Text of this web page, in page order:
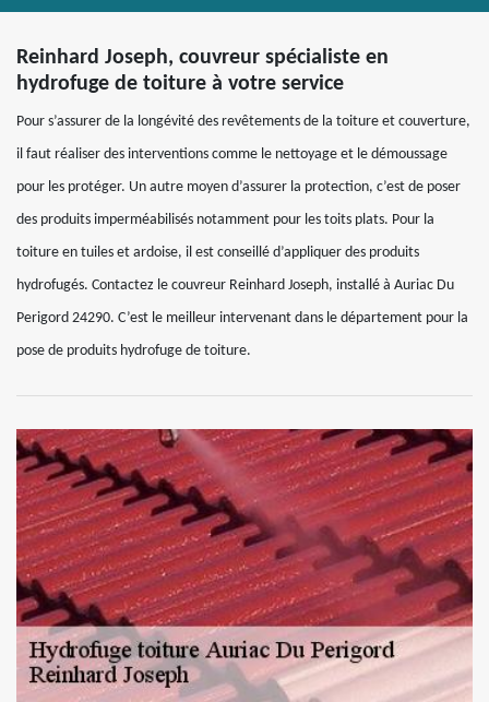
Reinhard Joseph, couvreur spécialiste en
hydrofuge de toiture à votre service
Pour s’assurer de la longévité des revêtements de la toiture et couverture,
il faut réaliser des interventions comme le nettoyage et le démoussage
pour les protéger. Un autre moyen d’assurer la protection, c’est de poser
des produits imperméabilisés notamment pour les toits plats. Pour la
toiture en tuiles et ardoise, il est conseillé d’appliquer des produits
hydrofugés. Contactez le couvreur Reinhard Joseph, installé à Auriac Du
Perigord 24290. C’est le meilleur intervenant dans le département pour la
pose de produits hydrofuge de toiture.